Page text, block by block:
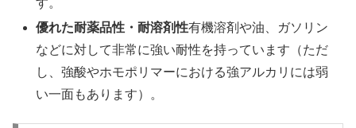
優れた耐薬品性・耐溶剤性有機溶剤や油、ガソリン
などに対して非常に強い耐性を持っています（ただ
し、強酸やホモポリマーにおける強アルカリには弱
い一面もあります）。